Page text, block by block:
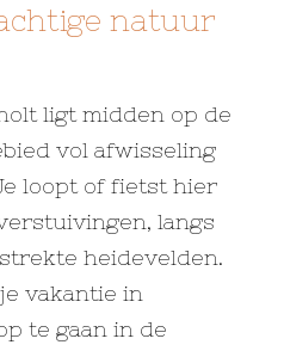
natuur
ligt midden op de
vol afwisseling
loopt of fietst hier
langs
heidevelden.
vakantie in
te gaan in de